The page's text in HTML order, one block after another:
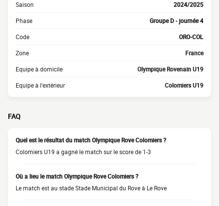
Saison 2024/2025
Phase Groupe D - journée 4
Code ORO-COL
Zone France
Equipe à domicile Olympique Rovenain U19
Equipe à l'extérieur Colomiers U19
FAQ
Quel est le résultat du match Olympique Rove Colomiers ?
Colomiers U19 a gagné le match sur le score de 1-3
Où a lieu le match Olympique Rove Colomiers ?
Le match est au stade Stade Municipal du Rove à Le Rove